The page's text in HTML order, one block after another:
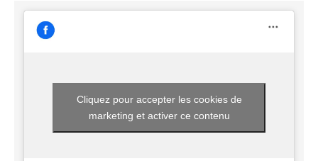
Cliquez pour accepter les cookies de
marketing et activer ce contenu